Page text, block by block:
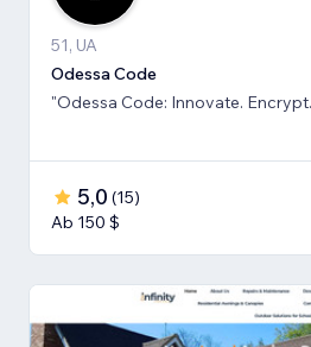
51, UA
Odessa Code
"Odessa Code: Innovate.
5,0 (15)
Ab 150 $